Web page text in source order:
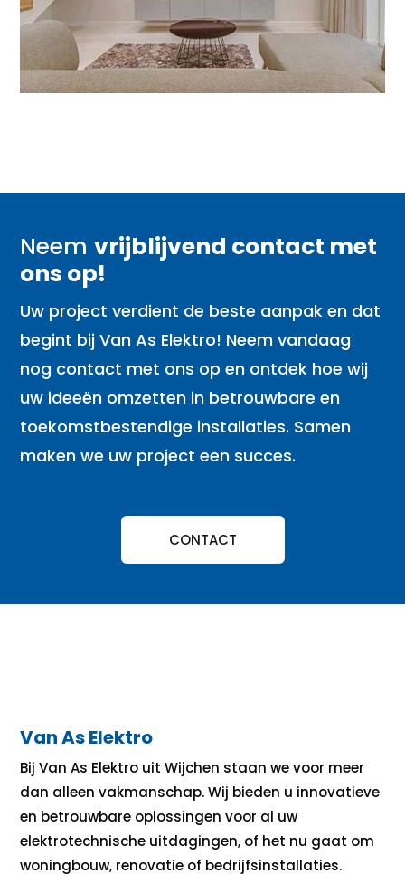
Neemvrijblijvend contact met
ons op!
Uw project verdient de beste aanpak en dat
begint bij Van As Elektro! Neem vandaag
nog contact met ons op en ontdek hoe wij
uw ideeën omzetten in betrouwbare en
toekomstbestendige installaties. Samen
maken we uw project een succes.
CONTACT
Van As Elektro
Bij Van As Elektro uit Wijchen staan we voor meer
dan alleen vakmanschap. Wij bieden u innovatieve
en betrouwbare oplossingen voor al uw
elektrotechnische uitdagingen, of het nu gaat om
woningbouw, renovatie of bedrijfsinstallaties.